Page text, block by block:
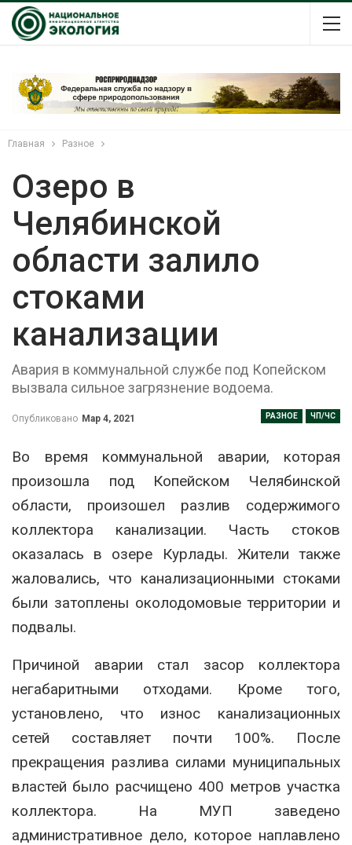
Главная Разное
Озеро в
Челябинской
области залило
стоками
канализации
Авария в коммунальной службе под Копейском
вызвала сильное загрязнение водоема.
РАЗНОЕ ЧП/ЧС
Опубликовано Мар 4, 2021
Во время коммунальной аварии, которая
произошла под Копейском Челябинской
области, произошел разлив содержимого
коллектора канализации. Часть стоков
оказалась в озере Курлады. Жители также
жаловались, что канализационными стоками
были затоплены околодомовые территории и
подвалы.
Причиной аварии стал засор коллектора
негабаритными отходами. Кроме того,
установлено, что износ канализационных
сетей составляет почти 100%. После
прекращения разлива силами муниципальных
властей было расчищено 400 метров участка
коллектора. На МУП заведено
административное дело, которое наплавлено